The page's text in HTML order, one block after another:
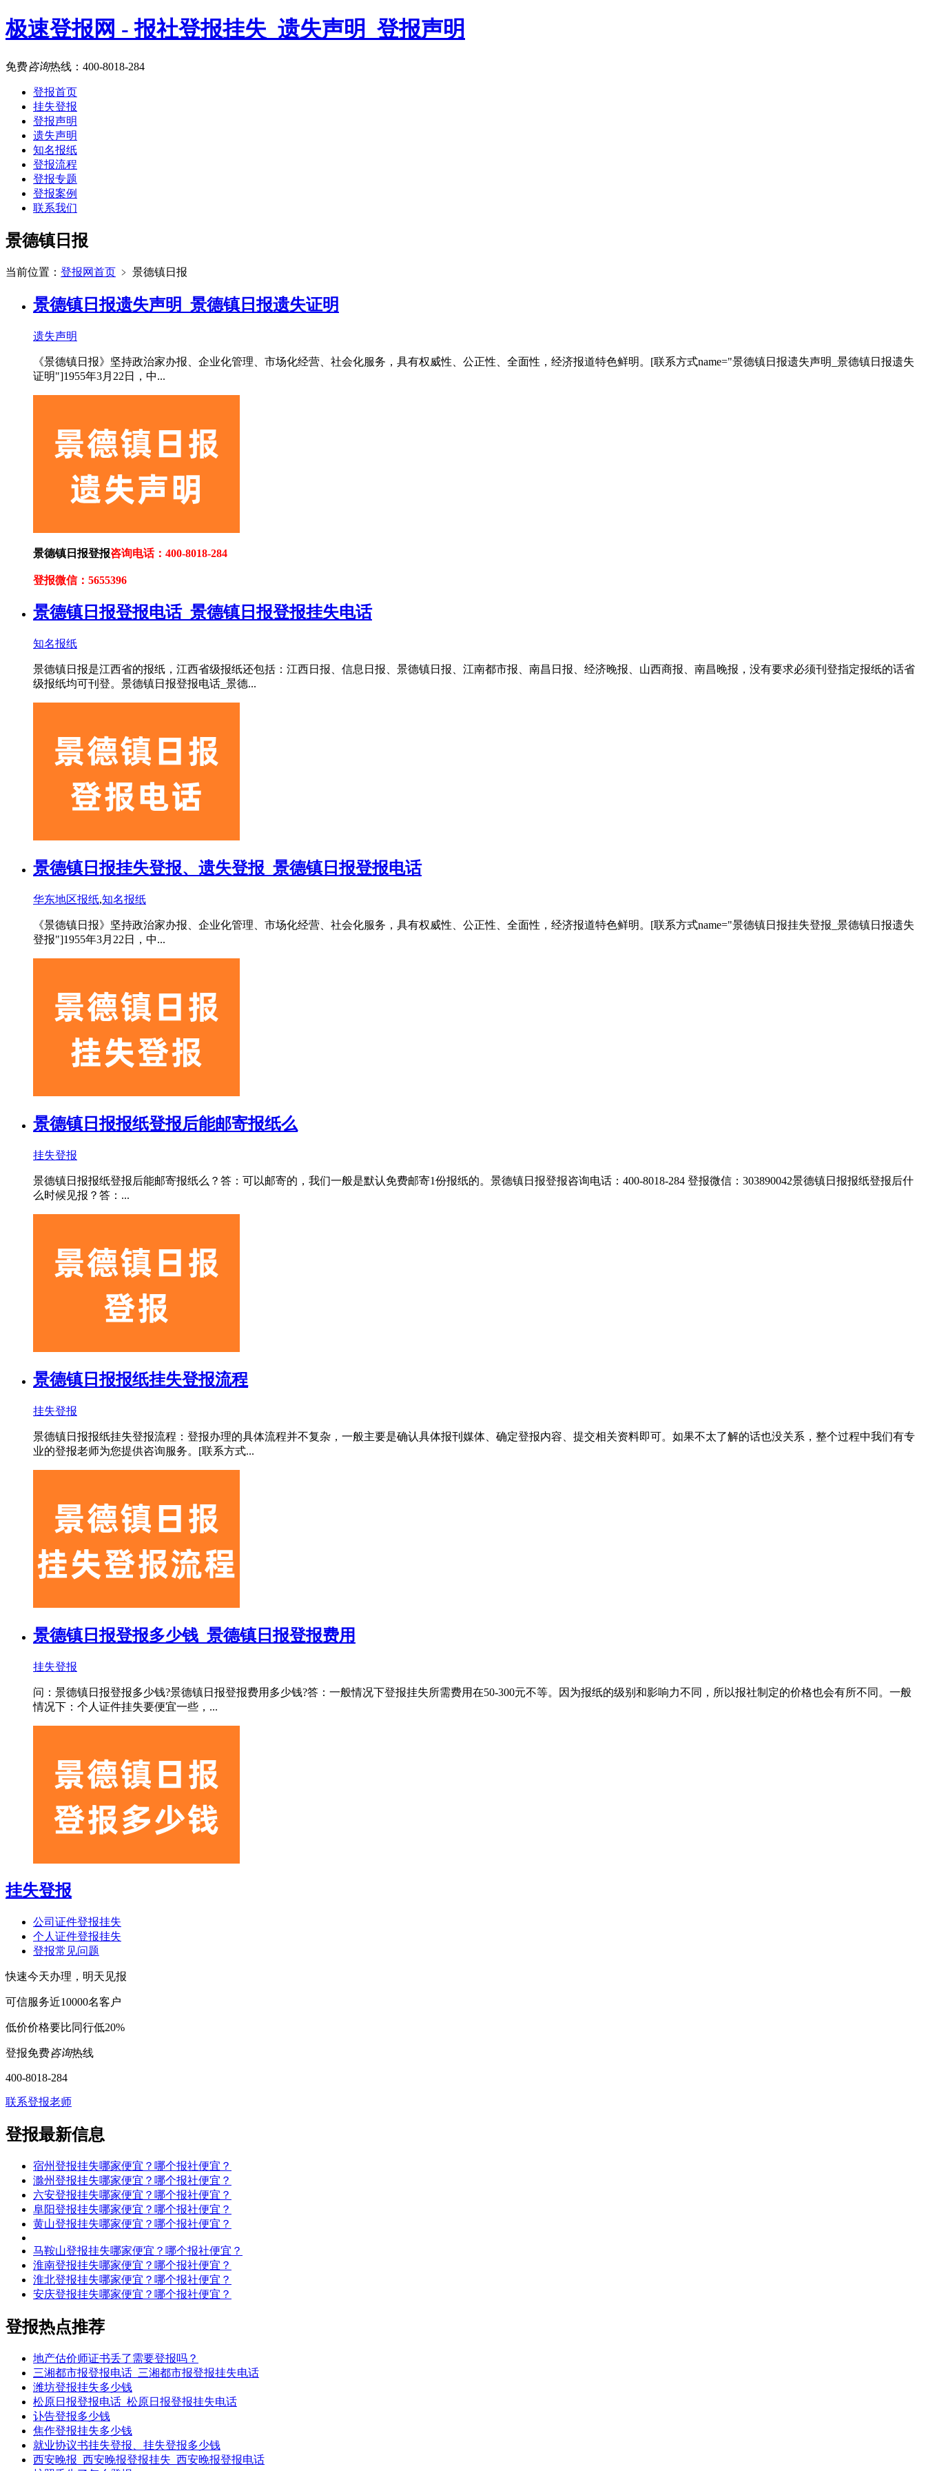
极速登报网 - 报社登报挂失_遗失声明_登报声明
免费咨询热线： 400-8018-284
登报首页
挂失登报
登报声明
遗失声明
知名报纸
登报流程
登报专题
登报案例
联系我们
景德镇日报
当前位置： 登报网首页 ﹥ 景德镇日报
景德镇日报遗失声明_景德镇日报遗失证明
遗失声明
《景德镇日报》坚持政治家办报、企业化管理、市场化经营、社会化服务，具有权威性、公正性、全面性，经济报道特色鲜明。[联系方式name="景德镇日报遗失声明_景德镇日报遗失
证明"]1955年3月22日，中...
景德镇日报登报咨询电话：400-8018-284
登报微信：5655396
景德镇日报登报电话_景德镇日报登报挂失电话
知名报纸
景德镇日报是江西省的报纸，江西省级报纸还包括：江西日报、信息日报、景德镇日报、江南都市报、南昌日报、经济晚报、山西商报、南昌晚报，没有要求必须刊登指定报纸的话省
级报纸均可刊登。景德镇日报登报电话_景德...
景德镇日报挂失登报、遗失登报_景德镇日报登报电话
华东地区报纸,知名报纸
《景德镇日报》坚持政治家办报、企业化管理、市场化经营、社会化服务，具有权威性、公正性、全面性，经济报道特色鲜明。[联系方式name="景德镇日报挂失登报_景德镇日报遗失
登报"]1955年3月22日，中...
景德镇日报报纸登报后能邮寄报纸么
挂失登报
景德镇日报报纸登报后能邮寄报纸么？答：可以邮寄的，我们一般是默认免费邮寄1份报纸的。景德镇日报登报咨询电话：400-8018-284 登报微信：303890042景德镇日报报纸登报后什
么时候见报？答：...
景德镇日报报纸挂失登报流程
挂失登报
景德镇日报报纸挂失登报流程：登报办理的具体流程并不复杂，一般主要是确认具体报刊媒体、确定登报内容、提交相关资料即可。如果不太了解的话也没关系，整个过程中我们有专
业的登报老师为您提供咨询服务。[联系方式...
景德镇日报登报多少钱_景德镇日报登报费用
挂失登报
问：景德镇日报登报多少钱?景德镇日报登报费用多少钱?答：一般情况下登报挂失所需费用在50-300元不等。因为报纸的级别和影响力不同，所以报社制定的价格也会有所不同。一般
情况下：个人证件挂失要便宜一些，...
挂失登报
公司证件登报挂失
个人证件登报挂失
登报常见问题
快速今天办理，明天见报
可信服务近10000名客户
低价价格要比同行低20%
登报免费咨询热线
400-8018-284
联系登报老师
登报最新信息
宿州登报挂失哪家便宜？哪个报社便宜？
滁州登报挂失哪家便宜？哪个报社便宜？
六安登报挂失哪家便宜？哪个报社便宜？
阜阳登报挂失哪家便宜？哪个报社便宜？
黄山登报挂失哪家便宜？哪个报社便宜？
马鞍山登报挂失哪家便宜？哪个报社便宜？
淮南登报挂失哪家便宜？哪个报社便宜？
淮北登报挂失哪家便宜？哪个报社便宜？
安庆登报挂失哪家便宜？哪个报社便宜？
登报热点推荐
地产估价师证书丢了需要登报吗？
三湘都市报登报电话_三湘都市报登报挂失电话
潍坊登报挂失多少钱
松原日报登报电话_松原日报登报挂失电话
讣告登报多少钱
焦作登报挂失多少钱
就业协议书挂失登报、挂失登报多少钱
西安晚报_西安晚报登报挂失_西安晚报登报电话